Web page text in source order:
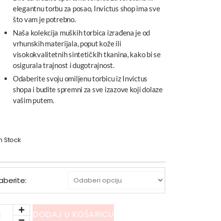
elegantnu torbu za posao, Invictus shop ima sve
što vam je potrebno.
Naša kolekcija muških torbica izrađena je od
vrhunskih materijala, poput kože ili
visokokvalitetnih sintetičkih tkanina, kako bi se
osigurala trajnost i dugotrajnost.
Odaberite svoju omiljenu torbicu iz Invictus
shopa i budite spremni za sve izazove koji dolaze
vašim putem.
Stock
DODAJ U KOŠARICU